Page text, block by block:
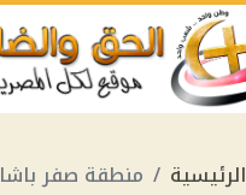
الرئيسية منطقة صفر باشا